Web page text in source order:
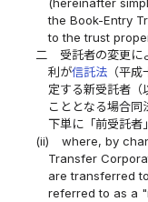
the Book-Entry
to the trust
二
受託者の変更に
利が信託法（平成
定する新受託者（
こととなる場合同
下単に「前受託者
(ii)
where, by
Transfer
are transferred
referred to as a